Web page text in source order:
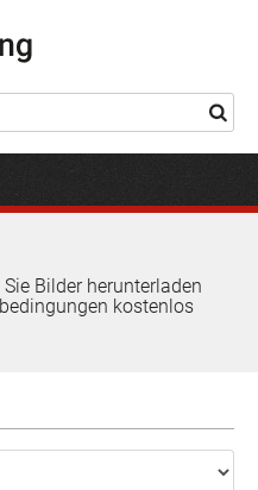
Bilder herunterladen
kostenlos